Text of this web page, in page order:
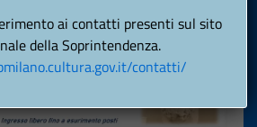
ai contatti presenti sul sito
della Soprintendenza.
contatti/